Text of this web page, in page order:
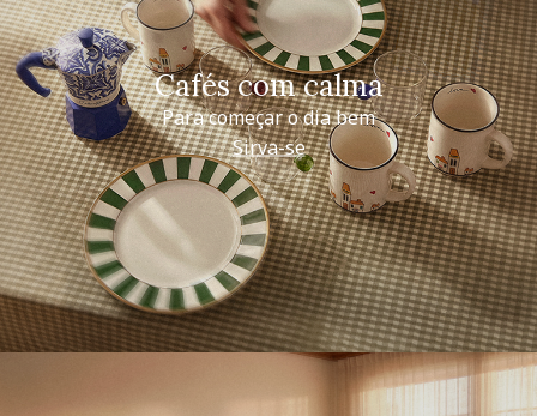
Cafés com calma
Para começar o dia bem
Sirva-se